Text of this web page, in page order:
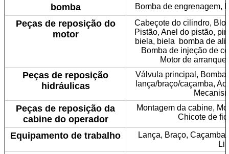
bomba Bomba de engrenagem,
Peças de reposição do
motor
Cabeçote do cilindro,
Pistão, Anel do pistão,
biela, biela bomba de
Bomba de injeção de
Motor de
Peças de reposição
hidráulicas
Válvula principal,
lança/braço/caçamba,
Peças de reposição da
cabine do operador
Montagem da cabine,
Chicote de
Equipamento de trabalho
Lança, Braço,